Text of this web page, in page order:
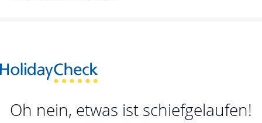
Oh nein, etwas ist schiefgelaufen!